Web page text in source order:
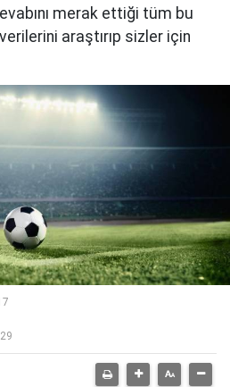
merak ettiği tüm bu
araştırıp sizler için